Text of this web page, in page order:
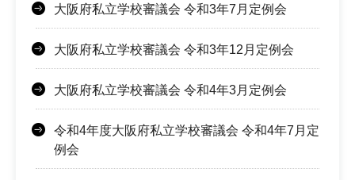
大阪府私立学校審議会 令和3年7月定例会
大阪府私立学校審議会 令和3年12月定例会
大阪府私立学校審議会 令和4年3月定例会
令和4年度大阪府私立学校審議会 令和4年7月定
例会